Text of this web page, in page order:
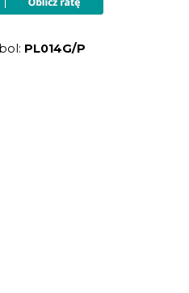
PL014G/P